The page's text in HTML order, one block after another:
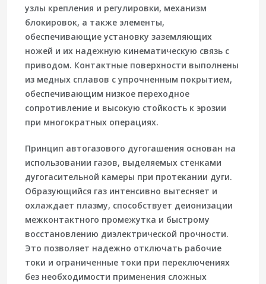
узлы крепления и регулировки, механизм
блокировок, а также элементы,
обеспечивающие установку заземляющих
ножей и их надежную кинематическую связь с
приводом. Контактные поверхности выполнены
из медных сплавов с упрочненным покрытием,
обеспечивающим низкое переходное
сопротивление и высокую стойкость к эрозии
при многократных операциях.
Принцип автогазового дугогашения основан на
использовании газов, выделяемых стенками
дугогасительной камеры при протекании дуги.
Образующийся газ интенсивно вытесняет и
охлаждает плазму, способствует деионизации
межконтактного промежутка и быстрому
восстановлению диэлектрической прочности.
Это позволяет надежно отключать рабочие
токи и ограниченные токи при переключениях
без необходимости применения сложных